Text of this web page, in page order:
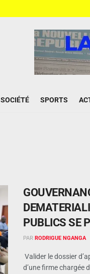
SOCIÉTÉ SPORTS
PUBLICS SE
PAR RODRIGUE NGANGA
Valider le dossier
d’une firme chargée